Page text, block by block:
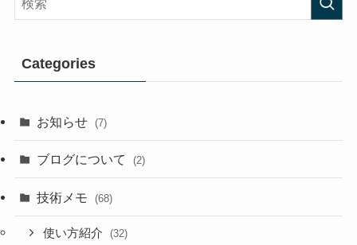
Categories
お知らせ (7)
ブログについて (2)
技術メモ (68)
使い方紹介 (32)